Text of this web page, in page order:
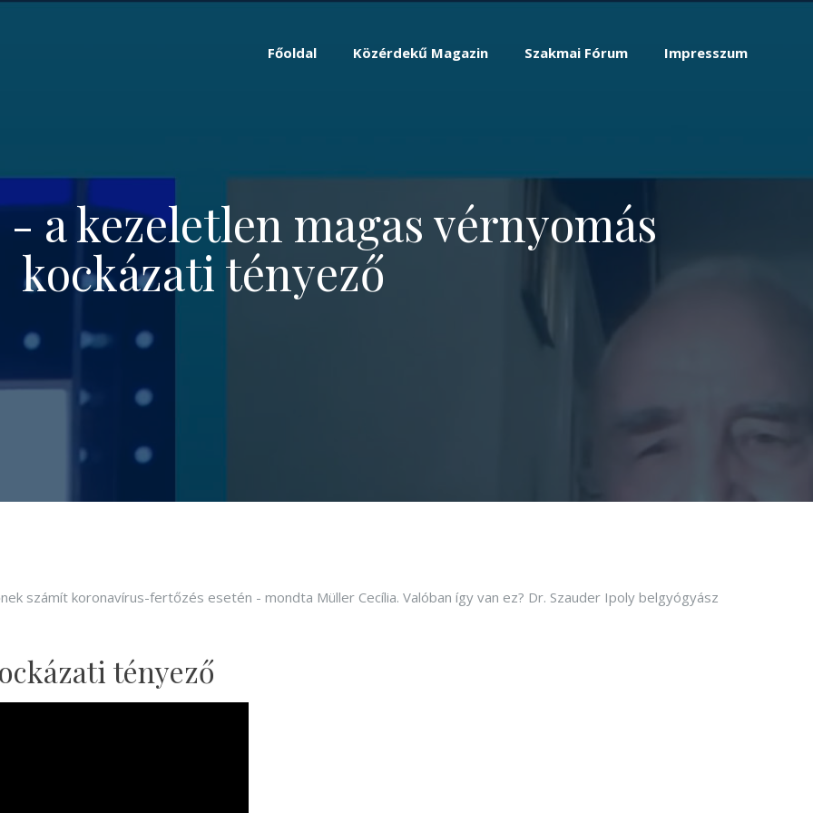
Főoldal Közérdekű Magazin Szakmai Fórum Impresszum
a kezeletlen magas vérnyomás
kockázati tényező
számít koronavírus-fertőzés esetén - mondta Müller Cecília. Valóban így van ez? Dr. Szauder Ipoly belgyógyász
tényező